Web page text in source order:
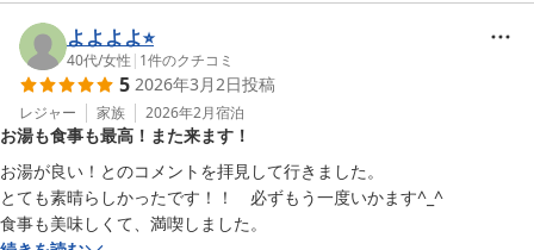
を楽しんでいただけたとのこと、大変うれしく思います。お客様の
またのお越しを心よりお待ち申し上げております。
鈍川温泉 皆楽荘
2026-05-26
よよよよ⭐︎
40代/女性 | 1件のクチコミ
5 2026年3月2日投稿
レジャー 家族 2026年2月宿泊
お湯も食事も最高！また来ます！
お湯が良い！とのコメントを拝見して行きました。
とても素晴らしかったです！！　必ずもう一度いかます^_^
食事も美味しくて、満喫しました。